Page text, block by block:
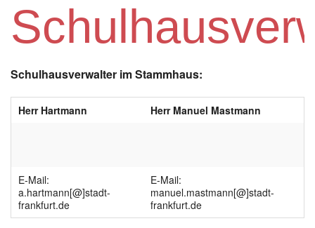
Förderverein
Los
Schulhausverwalter im Stammhaus:
Herr Hartmann Herr Manuel Mastmann
E-Mail:
a.hartmann[@]stadt-
frankfurt.de
E-Mail:
manuel.mastmann[@]stadt-
frankfurt.de